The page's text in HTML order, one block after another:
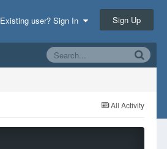
Existing user? Sign In Sign Up
All Activity